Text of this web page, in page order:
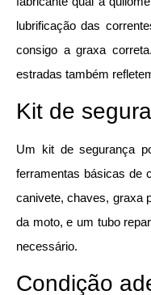
lubrificação das
consigo a graxa
estradas também
Kit de
Um kit de segurança
ferramentas básicas de
canivete, chaves, graxa
da moto, e um tubo
necessário.
Condição